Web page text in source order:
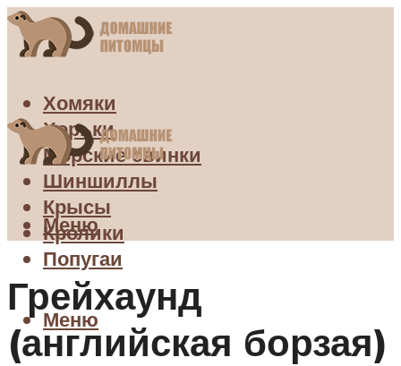
Хомяки
Хорьки
Морские свинки
Шиншиллы
Крысы
Кролики
Попугаи
Меню
Меню
Грейхаунд
(английская борзая)